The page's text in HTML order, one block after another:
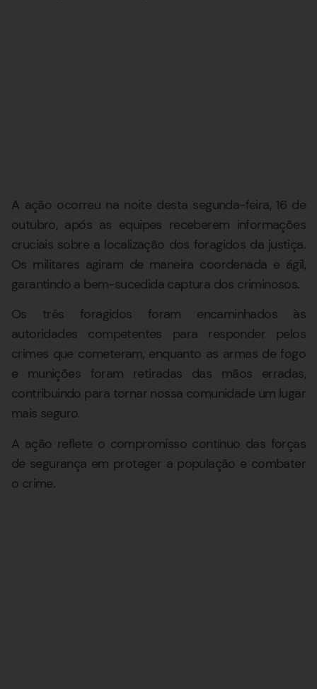
A ação ocorreu na noite desta segunda-feira, 16 de
outubro, após as equipes receberem informações
cruciais sobre a localização dos foragidos da justiça.
Os militares agiram de maneira coordenada e ágil,
garantindo a bem-sucedida captura dos criminosos.
Os três foragidos foram encaminhados às
autoridades competentes para responder pelos
crimes que cometeram, enquanto as armas de fogo
e munições foram retiradas das mãos erradas,
contribuindo para tornar nossa comunidade um lugar
mais seguro.
A ação reflete o compromisso contínuo das forças
de segurança em proteger a população e combater
o crime.